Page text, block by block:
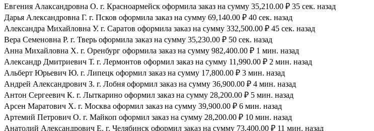
Евгения Алаксандровна О. г. Красноармейск оформила заказ на сумму 35,210.00 ₽ 35 сек. назад
Дарья Александровна Г. г. Псков оформила заказ на сумму 69,140.00 ₽ 40 сек. назад
Александра Михайловна У. г. Саратов оформила заказ на сумму 332,500.00 ₽ 45 сек. назад
Вера Семеновна Р. г. Тверь оформила заказ на сумму 35,230.00 ₽ 50 сек. назад
Анна Михайловна Х. г. Оренбург оформила заказ на сумму 982,400.00 ₽ 1 мин. назад
Александр Дмитриевич Т. г. Лермонтов оформил заказ на сумму 11,990.00 ₽ 2 мин. назад
Альберт Юрьевич Ю. г. Липецк оформил заказ на сумму 17,800.00 ₽ 3 мин. назад
Андрей Александрович З. г. Лобня оформил заказ на сумму 36,900.00 ₽ 4 мин. назад
Антон Сергеевич К. г. Лыткарино оформил заказ на сумму 28,200.00 ₽ 5 мин. назад
Арсен Маратович Х. г. Москва оформил заказ на сумму 39,900.00 ₽ 6 мин. назад
Артемий Петрович О. г. Майкоп оформил заказ на сумму 28,200.00 ₽ 10 мин. назад
Анатолий Александрович Е. г. Челябинск оформил заказ на сумму 73,400.00 ₽ 11 мин. назад